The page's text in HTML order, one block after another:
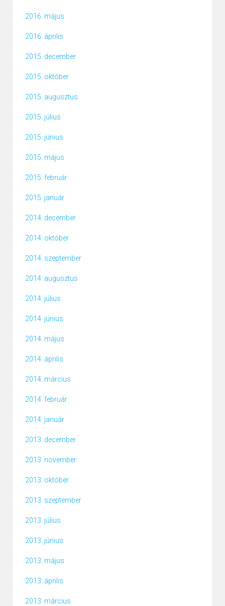
2016. május
2016. április
2015. december
2015. október
2015. augusztus
2015. július
2015. június
2015. május
2015. február
2015. január
2014. december
2014. október
2014. szeptember
2014. augusztus
2014. július
2014. június
2014. május
2014. április
2014. március
2014. február
2014. január
2013. december
2013. november
2013. október
2013. szeptember
2013. július
2013. június
2013. május
2013. április
2013. március